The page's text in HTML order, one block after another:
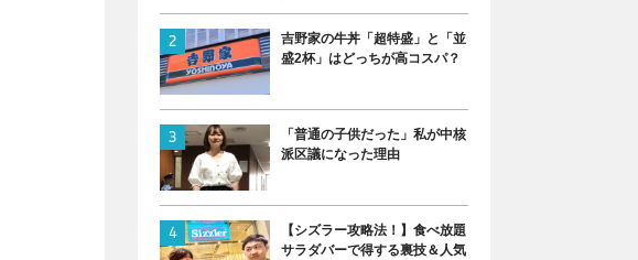
吉野家の牛丼「超特盛」と「並
盛2杯」はどっちが高コスパ？
「普通の子供だった」私が中核
派区議になった理由
【シズラー攻略法！】食べ放題
サラダバーで得する裏技＆人気